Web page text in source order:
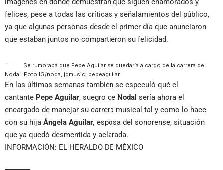
imágenes en donde demuestran que siguen enamorados y
felices, pese a todas las críticas y señalamientos del público,
ya que algunas personas desde el primer día que anunciaron
que estaban juntos no compartieron su felicidad.
Se rumoraba que Pepe Aguilar se quedaría a cargo de la carrera de
Nodal. Foto IG/noda, jgmusic, pepeaguilar
En las últimas semanas también se especuló qué el
cantante Pepe Aguilar, suegro de Nodal sería ahora el
encargado de manejar su carrera musical tal y como lo hace
con su hija Ángela Aguilar, esposa del sonorense, situación
que ya quedó desmentida y aclarada.
INFORMACIÓN: EL HERALDO DE MÉXICO